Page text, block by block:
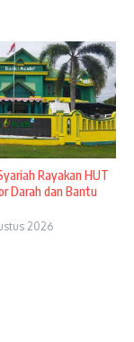
Rayakan HUT
Darah dan Bantu
2026